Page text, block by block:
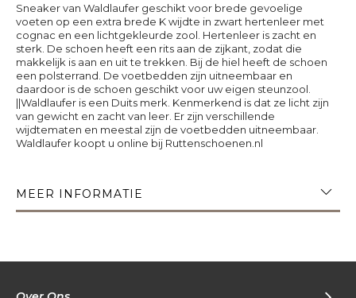
Sneaker van Waldlaufer geschikt voor brede gevoelige
voeten op een extra brede K wijdte in zwart hertenleer met
cognac en een lichtgekleurde zool. Hertenleer is zacht en
sterk. De schoen heeft een rits aan de zijkant, zodat die
makkelijk is aan en uit te trekken. Bij de hiel heeft de schoen
een polsterrand. De voetbedden zijn uitneembaar en
daardoor is de schoen geschikt voor uw eigen steunzool.
||Waldlaufer is een Duits merk. Kenmerkend is dat ze licht zijn
van gewicht en zacht van leer. Er zijn verschillende
wijdtematen en meestal zijn de voetbedden uitneembaar.
Waldlaufer koopt u online bij Ruttenschoenen.nl
MEER INFORMATIE